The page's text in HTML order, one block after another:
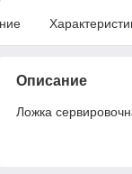
Описание
Ложка